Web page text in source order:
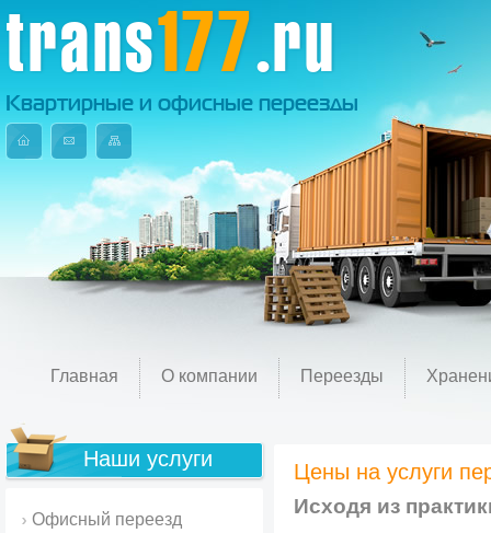
trans177.ru
Квартирные и офисные переезды
Главная О компании Переезды
Наши услуги
Офисный переезд
Цены на услуги
Исходя из